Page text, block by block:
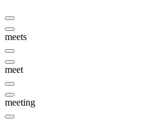
meets
meet
meeting